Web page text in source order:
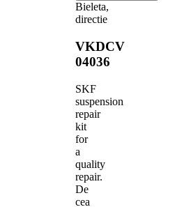
Bieleta,
directie
VKDCV
04036
SKF
suspension
repair
kit
for
a
quality
repair.
De
cea